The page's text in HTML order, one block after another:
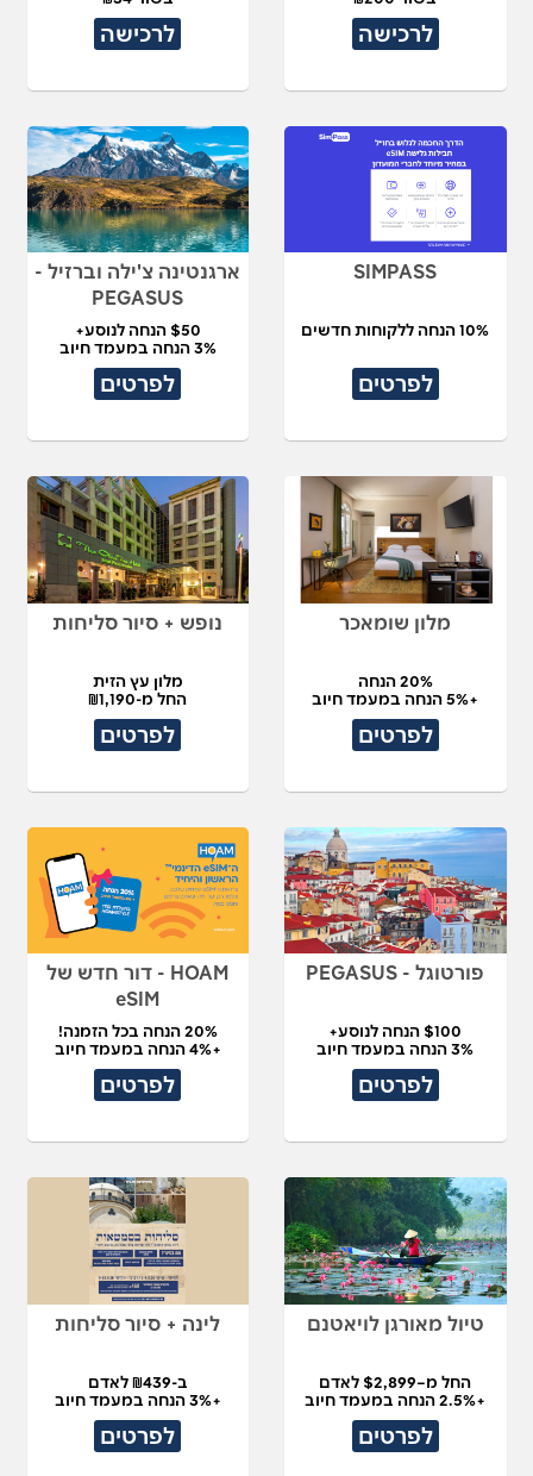
לרכישה לרכישה
SIMPASS
10% הנחה ללקוחות חדשים
לפרטים
ארגנטינה צ'ילה וברזיל -
PEGASUS
$50 הנחה לנוסע+
3% הנחה במעמד חיוב
לפרטים
מלון שומאכר
20% הנחה
+5% הנחה במעמד חיוב
לפרטים
נופש + סיור סליחות
מלון עץ הזית
החל מ-₪1,190
לפרטים
פורטוגל - PEGASUS
$100 הנחה לנוסע+
3% הנחה במעמד חיוב
לפרטים
HOAM - דור חדש של
eSIM
20% הנחה בכל הזמנה!
+4% הנחה במעמד חיוב
לפרטים
טיול מאורגן לויאטנם
החל מ–$2,899 לאדם
+2.5% הנחה במעמד חיוב
לפרטים
לינה + סיור סליחות
ב-₪439 לאדם
+3% הנחה במעמד חיוב
לפרטים